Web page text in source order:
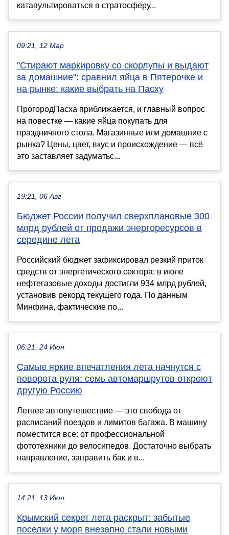
катапультироваться в стратосферу...
09:21, 12 Мар
"Стирают маркировку со скорлупы и выдают
за домашние": сравнил яйца в Пятерочке и
на рынке: какие выбрать на Пасху
ПрогородПасха приближается, и главный вопрос
на повестке — какие яйца покупать для
праздничного стола. Магазинные или домашние с
рынка? Цены, цвет, вкус и происхождение — всё
это заставляет задуматьс...
19:21, 06 Авг
Бюджет России получил сверхплановые 300
млрд рублей от продажи энергоресурсов в
середине лета
Российский бюджет зафиксировал резкий приток
средств от энергетического сектора: в июле
нефтегазовые доходы достигли 934 млрд рублей,
установив рекорд текущего года. По данным
Минфина, фактические по...
06:21, 24 Июн
Самые яркие впечатления лета начнутся с
поворота руля: семь автомаршрутов откроют
другую Россию
Летнее автопутешествие — это свобода от
расписаний поездов и лимитов багажа. В машину
поместится все: от профессиональной
фототехники до велосипедов. Достаточно выбрать
направление, заправить бак и в...
14:21, 13 Июл
Крымский секрет лета раскрыт: забытые
поселки у моря внезапно стали новыми